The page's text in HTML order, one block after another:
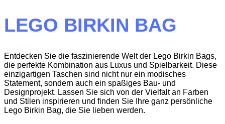
LEGO BIRKIN BAG
Entdecken Sie die faszinierende Welt der Lego Birkin Bags,
die perfekte Kombination aus Luxus und Spielbarkeit. Diese
einzigartigen Taschen sind nicht nur ein modisches
Statement, sondern auch ein spaßiges Bau- und
Designprojekt. Lassen Sie sich von der Vielfalt an Farben
und Stilen inspirieren und finden Sie Ihre ganz persönliche
Lego Birkin Bag, die Sie lieben werden.